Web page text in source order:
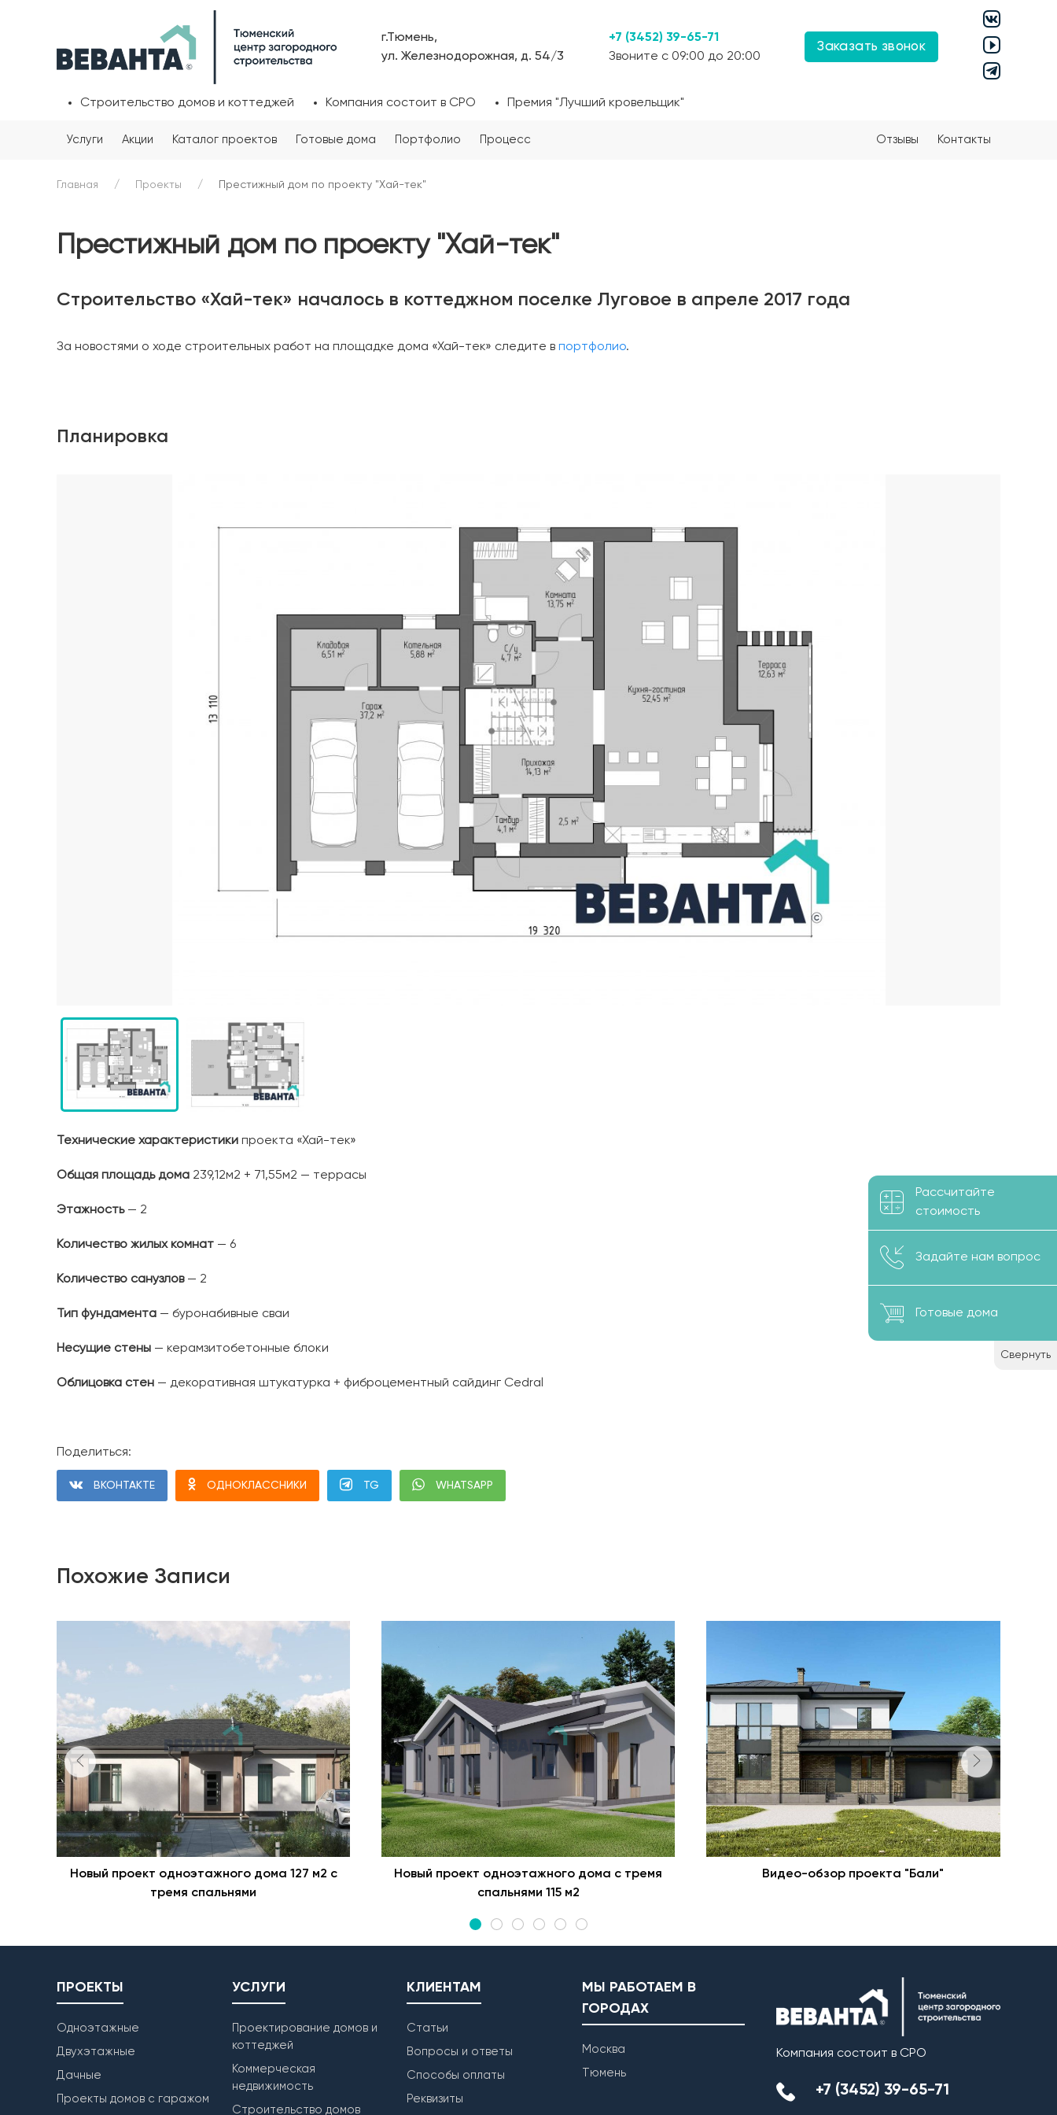
г.Тюмень,
ул. Железнодорожная, д. 54/3
+7 (3452) 39-65-71
Звоните с 09:00 до 20:00
Заказать звонок
Строительство домов и коттеджей Компания состоит в СРО Премия "Лучший кровельщик"
Услуги Акции Каталог проектов Готовые дома Портфолио Процесс Отзывы Контакты
Главная Проекты Престижный дом по проекту "Хай-тек"
Престижный дом по проекту "Хай-тек"
Строительство «Хай-тек» началось в коттеджном поселке Луговое в апреле 2017 года
За новостями о ходе строительных работ на площадке дома «Хай-тек» следите в портфолио.
Планировка
Технические характеристики проекта «Хай-тек»
Общая площадь дома 239,12м2 + 71,55м2 — террасы
Этажность— 2
Количество жилых комнат — 6
Количество санузлов— 2
Тип фундамента — буронабивные сваи
Несущие стены — керамзитобетонные блоки
Облицовка стен — декоративная штукатурка + фиброцементный сайдинг Сedral
Поделиться:
ВКОНТАКТЕ ОДНОКЛАССНИКИ TG WHATSAPP
Похожие Записи
Новый проект одноэтажного дома 127 м2 с
тремя спальнями
Новый проект одноэтажного дома с тремя
спальнями 115 м2
Видео-обзор проекта "Бали"
ПРОЕКТЫ
Одноэтажные
Двухэтажные
Дачные
Проекты домов с гаражом
УСЛУГИ
Проектирование домов и
коттеджей
Коммерческая
недвижимость
Строительство домов
КЛИЕНТАМ
Статьи
Вопросы и ответы
Способы оплаты
Реквизиты
МЫ РАБОТАЕМ В
ГОРОДАХ
Москва
Тюмень
Компания состоит в СРО
+7 (3452) 39-65-71
Рассчитайте
стоимость
Задайте нам вопрос
Готовые дома
Свернуть